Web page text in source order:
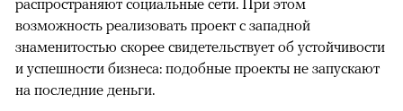
возможность реализовать проект с западной
знаменитостью скорее свидетельствует об устойчивости
и успешности бизнеса: подобные проекты не запускают
на последние деньги.